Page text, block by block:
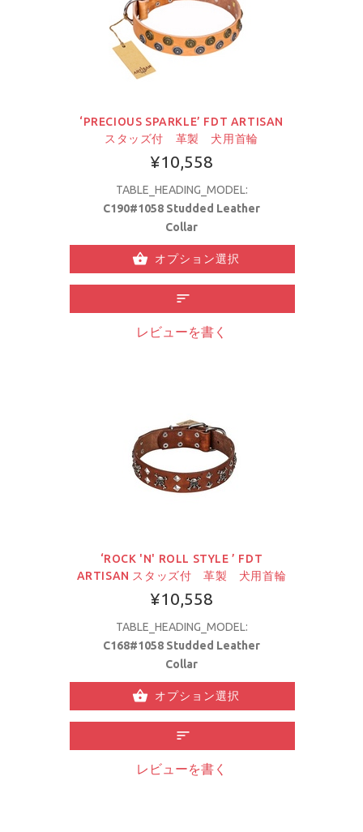
‘PRECIOUS SPARKLE’ FDT ARTISAN
スタッズ付 革製 犬用首輪
¥10,558
TABLE_HEADING_MODEL:
C190#1058 Studded Leather
Collar
オプション選択
レビューを書く
‘ROCK 'N' ROLL STYLE ’ FDT
ARTISAN スタッズ付 革製 犬用首輪
¥10,558
TABLE_HEADING_MODEL:
C168#1058 Studded Leather
Collar
オプション選択
レビューを書く